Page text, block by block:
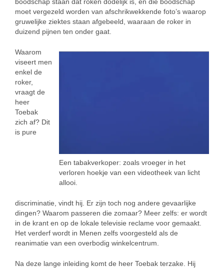
moet vergezeld worden van afschrikwekkende foto’s waarop
gruwelijke ziektes staan afgebeeld, waaraan de roker in
duizend pijnen ten onder gaat.
Een tabakverkoper: zoals vroeger in het
verloren hoekje van een videotheek van licht
allooi.
Waarom
viseert men
enkel de
roker,
vraagt de
heer
Toebak
zich af? Dit
is pure
discriminatie, vindt hij. Er zijn toch nog andere gevaarlijke
dingen? Waarom passeren die zomaar? Meer zelfs: er wordt
in de krant en op de lokale televisie reclame voor gemaakt.
Het verderf wordt in Menen zelfs voorgesteld als de
reanimatie van een overbodig winkelcentrum.
Na deze lange inleiding komt de heer Toebak terzake. Hij